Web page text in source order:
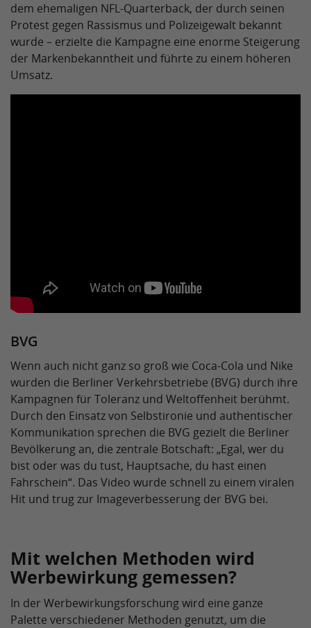
dem ehemaligen NFL-Quarterback, der durch seinen
Protest gegen Rassismus und Polizeigewalt bekannt
wurde – erzielte die Kampagne eine enorme Steigerung
der Markenbekanntheit und führte zu einem höheren
Umsatz.
BVG
Wenn auch nicht ganz so groß wie Coca-Cola und Nike
wurden die Berliner Verkehrsbetriebe (BVG) durch ihre
Kampagnen für Toleranz und Weltoffenheit berühmt.
Durch den Einsatz von Selbstironie und authentischer
Kommunikation sprechen die BVG gezielt die Berliner
Bevölkerung an, die zentrale Botschaft: „Egal, wer du
bist oder was du tust, Hauptsache, du hast einen
Fahrschein“. Das Video wurde schnell zu einem viralen
Hit und trug zur Imageverbesserung der BVG bei.
Mit welchen Methoden wird
Werbewirkung gemessen?
In der Werbewirkungsforschung wird eine ganze
Palette verschiedener Methoden genutzt, um die